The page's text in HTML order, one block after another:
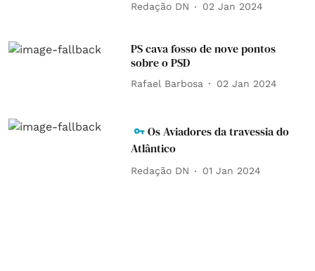
Redação DN 02 Jan 2024
PS cava fosso de nove pontos
sobre o PSD
Rafael Barbosa 02 Jan 2024
Os Aviadores da travessia do
Atlântico
Redação DN 01 Jan 2024